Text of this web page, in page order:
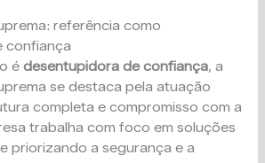
referência como
confiança
édesentupidora de confiança, a
se destaca pela atuação
completa e compromisso com a
trabalha com foco em soluções
priorizando a segurança e a